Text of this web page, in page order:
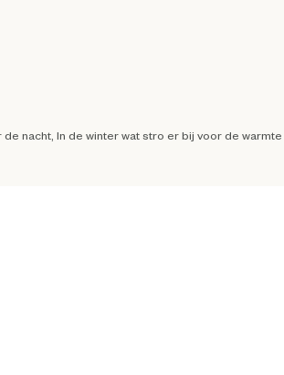
nacht, In de winter wat stro er bij voor de warmte